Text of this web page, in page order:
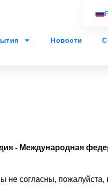
Новости
- Международная
не согласны, пожалуйста,